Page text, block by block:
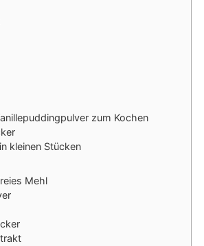
zum Kochen
kleinen Stücken
Mehl